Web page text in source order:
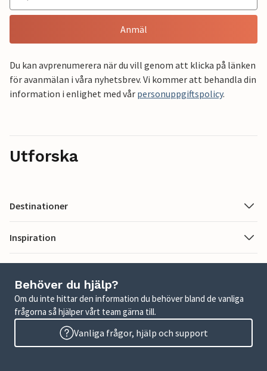
Anmäl
Du kan avprenumerera när du vill genom att klicka på länken
för avanmälan i våra nyhetsbrev. Vi kommer att behandla din
information i enlighet med vår personuppgiftspolicy.
Utforska
Destinationer
Inspiration
Behöver du hjälp?
Om du inte hittar den information du behöver bland de vanliga
frågorna så hjälper vårt team gärna till.
Vanliga frågor, hjälp och support